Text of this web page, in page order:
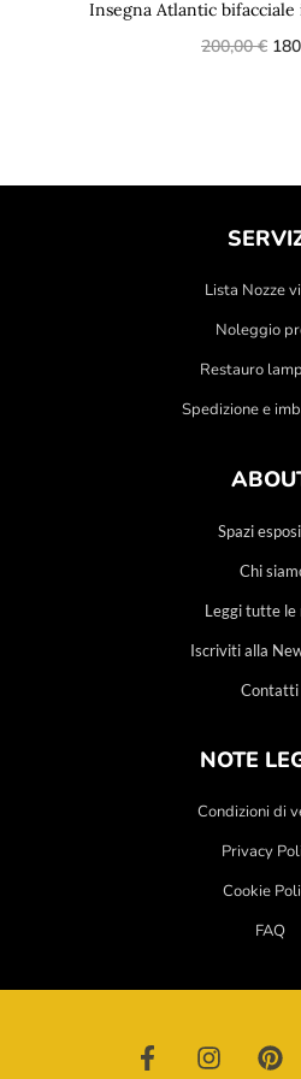
Insegna Atlantic
200,00€
Lista Nozze
Noleggio
Restauro
Spedizione e
Spazi
Chi
Leggi tutte le
Iscriviti alla
Contatti
NOTE
Condizioni di
Privacy
Cookie
FAQ